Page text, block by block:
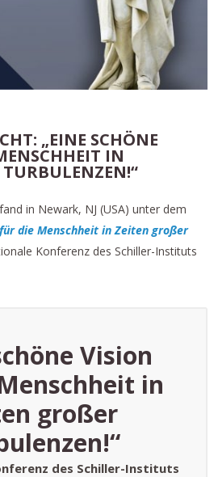
„EINE SCHÖNE
IN
in Newark, NJ (USA) unter dem
die Menschheit in Zeiten großer
Konferenz des Schiller-Instituts
Vision
in
großer
des Schiller-Instituts